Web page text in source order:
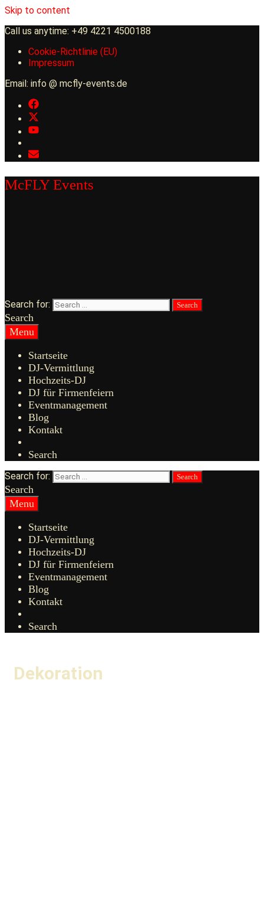
Skip to content
Call us anytime: +49 4221 4500188
Cookie-Richtlinie (EU)
Impressum
Email: info @ mcfly-events.de
McFLY Events
Search for:
Search
Menu
Startseite
DJ-Vermittlung
Hochzeits-DJ
DJ für Firmenfeiern
Eventmanagement
Blog
Kontakt
Search
Search for:
Search
Menu
Startseite
DJ-Vermittlung
Hochzeits-DJ
DJ für Firmenfeiern
Eventmanagement
Blog
Kontakt
Search
Dekoration